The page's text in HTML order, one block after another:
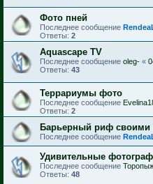
Фото пней
Последнее сообщение
Ответы: 2
Aquascape TV
Последнее сообщение oleg- «
Ответы: 43
Террариумы фото
Последнее сообщение
Ответы: 2
Барьерный риф своими
Последнее сообщение
Удивительные
Последнее сообщение
Ответы: 48